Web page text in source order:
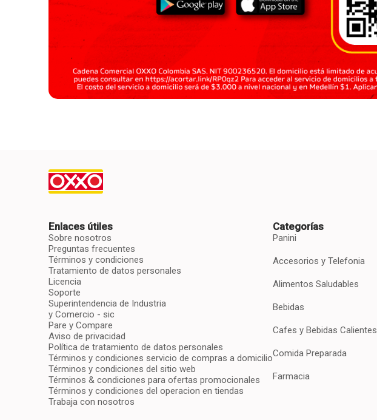
Enlaces útiles
Sobre nosotros
Preguntas frecuentes
Términos y condiciones
Tratamiento de datos personales
Licencia
Soporte
Superintendencia de Industria
y Comercio - sic
Pare y Compare
Aviso de privacidad
Política de tratamiento de datos personales
Términos y condiciones servicio de compras a domicilio
Términos y condiciones del sitio web
Términos & condiciones para ofertas promocionales
Términos y condiciones del operacion en tiendas
Trabaja con nosotros
Categorías
Panini
Accesorios y Telefonia
Alimentos Saludables
Bebidas
Cafes y Bebidas Calientes
Comida Preparada
Farmacia